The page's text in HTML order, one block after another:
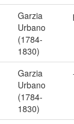
Garzia
Urbano
(1784-
1830)
Garzia
Urbano
(1784-
1830)